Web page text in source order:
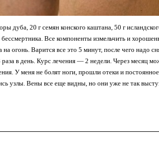
дуба, 20 г семян конского кашта­на, 50 г
бес­смертника. Все компоненты измель­чить и
на огонь. Ва­рится все это 5 минут, после чего надо
в день. Курс лечения — 2 недели. Через месяц
У меня не болят ноги, прошли отеки и
узлы. Вены все еще видны, но они уже не так